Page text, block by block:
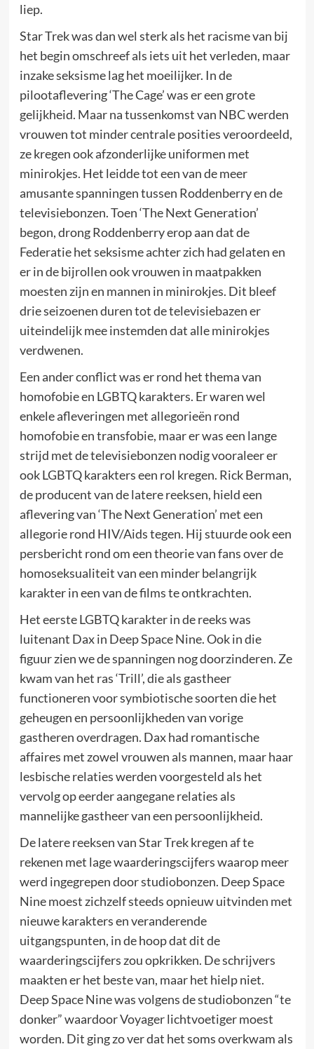
liep.
Star Trek was dan wel sterk als het racisme van bij
het begin omschreef als iets uit het verleden, maar
inzake seksisme lag het moeilijker. In de
pilootaflevering ‘The Cage’ was er een grote
gelijkheid. Maar na tussenkomst van NBC werden
vrouwen tot minder centrale posities veroordeeld,
ze kregen ook afzonderlijke uniformen met
minirokjes. Het leidde tot een van de meer
amusante spanningen tussen Roddenberry en de
televisiebonzen. Toen ‘The Next Generation’
begon, drong Roddenberry erop aan dat de
Federatie het seksisme achter zich had gelaten en
er in de bijrollen ook vrouwen in maatpakken
moesten zijn en mannen in minirokjes. Dit bleef
drie seizoenen duren tot de televisiebazen er
uiteindelijk mee instemden dat alle minirokjes
verdwenen.
Een ander conflict was er rond het thema van
homofobie en LGBTQ karakters. Er waren wel
enkele afleveringen met allegorieën rond
homofobie en transfobie, maar er was een lange
strijd met de televisiebonzen nodig vooraleer er
ook LGBTQ karakters een rol kregen. Rick Berman,
de producent van de latere reeksen, hield een
aflevering van ‘The Next Generation’ met een
allegorie rond HIV/Aids tegen. Hij stuurde ook een
persbericht rond om een theorie van fans over de
homoseksualiteit van een minder belangrijk
karakter in een van de films te ontkrachten.
Het eerste LGBTQ karakter in de reeks was
luitenant Dax in Deep Space Nine. Ook in die
figuur zien we de spanningen nog doorzinderen. Ze
kwam van het ras ‘Trill’, die als gastheer
functioneren voor symbiotische soorten die het
geheugen en persoonlijkheden van vorige
gastheren overdragen. Dax had romantische
affaires met zowel vrouwen als mannen, maar haar
lesbische relaties werden voorgesteld als het
vervolg op eerder aangegane relaties als
mannelijke gastheer van een persoonlijkheid.
De latere reeksen van Star Trek kregen af te
rekenen met lage waarderingscijfers waarop meer
werd ingegrepen door studiobonzen. Deep Space
Nine moest zichzelf steeds opnieuw uitvinden met
nieuwe karakters en veranderende
uitgangspunten, in de hoop dat dit de
waarderingscijfers zou opkrikken. De schrijvers
maakten er het beste van, maar het hielp niet.
Deep Space Nine was volgens de studiobonzen “te
donker” waardoor Voyager lichtvoetiger moest
worden. Dit ging zo ver dat het soms overkwam als